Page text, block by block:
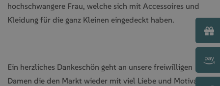
hochschwangere Frau, welche sich mit Accessoires und
Kleidung für die ganz Kleinen eingedeckt haben.
Ein herzliches Dankeschön geht an unsere freiwilligen
Damen die den Markt wieder mit viel Liebe und Motivation